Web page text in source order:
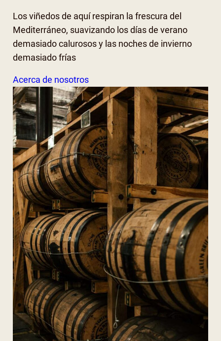
Los viñedos de aquí respiran la frescura del
Mediterráneo, suavizando los días de verano
demasiado calurosos y las noches de invierno
demasiado frías
Acerca de nosotros